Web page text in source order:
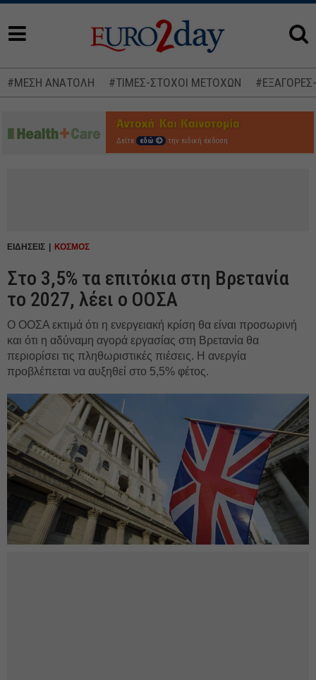
#ΜΕΣΗ ΑΝΑΤΟΛΗ #ΤΙΜΕΣ-ΣΤΟΧΟΙ ΜΕΤΟΧΩΝ
Δείτε εδώ την ειδική έκδοση
ΕΙΔΗΣΕΙΣ ΚΟΣΜΟΣ
Στο 3,5% τα επιτόκια στη Βρετανία
το 2027, λέει ο ΟΟΣΑ
Ο ΟΟΣΑ εκτιμά ότι η ενεργειακή κρίση θα είναι προσωρινή
και ότι η αδύναμη αγορά εργασίας στη Βρετανία θα
περιορίσει τις πληθωριστικές πιέσεις. Η ανεργία
προβλέπεται να αυξηθεί στο 5,5% φέτος.